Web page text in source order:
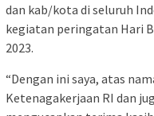
dan kab/kota di seluruh
kegiatan peringatan Hari
2023.
“Dengan ini saya, atas
Ketenagakerjaan RI dan